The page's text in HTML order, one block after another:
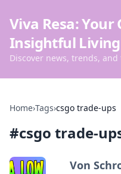
Viva Resa:
Insightful Living
Discover news, trends,
Home›Tags›csgo trade-ups
#csgo trade-
Von